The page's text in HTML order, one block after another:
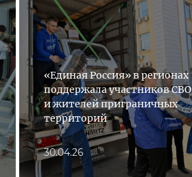
«Единая Россия» в регионах
поддержала участников СВО
и жителей приграничных
территорий
30.04.26